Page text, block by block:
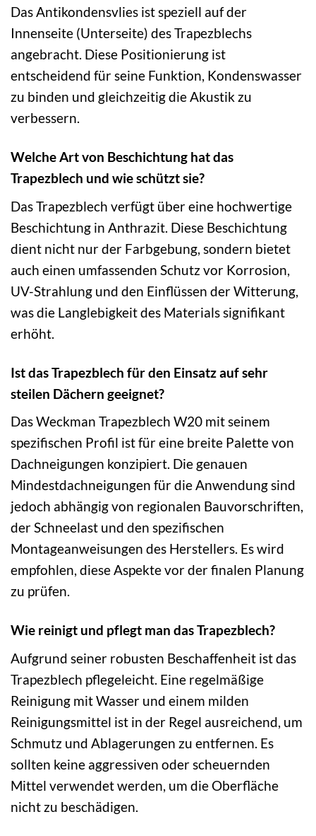
Das Antikondensvlies ist speziell auf der
Innenseite (Unterseite) des Trapezblechs
angebracht. Diese Positionierung ist
entscheidend für seine Funktion, Kondenswasser
zu binden und gleichzeitig die Akustik zu
verbessern.
Welche Art von Beschichtung hat das
Trapezblech und wie schützt sie?
Das Trapezblech verfügt über eine hochwertige
Beschichtung in Anthrazit. Diese Beschichtung
dient nicht nur der Farbgebung, sondern bietet
auch einen umfassenden Schutz vor Korrosion,
UV-Strahlung und den Einflüssen der Witterung,
was die Langlebigkeit des Materials signifikant
erhöht.
Ist das Trapezblech für den Einsatz auf sehr
steilen Dächern geeignet?
Das Weckman Trapezblech W20 mit seinem
spezifischen Profil ist für eine breite Palette von
Dachneigungen konzipiert. Die genauen
Mindestdachneigungen für die Anwendung sind
jedoch abhängig von regionalen Bauvorschriften,
der Schneelast und den spezifischen
Montageanweisungen des Herstellers. Es wird
empfohlen, diese Aspekte vor der finalen Planung
zu prüfen.
Wie reinigt und pflegt man das Trapezblech?
Aufgrund seiner robusten Beschaffenheit ist das
Trapezblech pflegeleicht. Eine regelmäßige
Reinigung mit Wasser und einem milden
Reinigungsmittel ist in der Regel ausreichend, um
Schmutz und Ablagerungen zu entfernen. Es
sollten keine aggressiven oder scheuernden
Mittel verwendet werden, um die Oberfläche
nicht zu beschädigen.